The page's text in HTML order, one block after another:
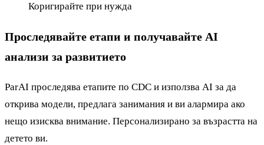
Коригирайте при нужда
Проследявайте етапи и получавайте AI
анализи за развитието
ParAI проследява етапите по CDC и използва AI за да
открива модели, предлага занимания и ви алармира ако
нещо изисква внимание. Персонализирано за възрастта на
детето ви.